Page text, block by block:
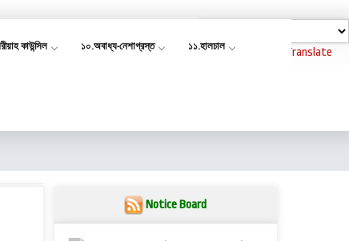
Powered by Translate
কাউন্সিল ১০.অবাধ্য-নেশাগ্রস্ত ১১.হালচাল
Notice Board